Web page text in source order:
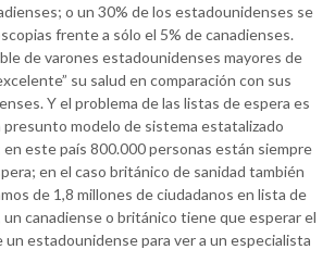
o un 30% de los estadounidenses se
frente a sólo el 5% de canadienses.
de varones estadounidenses mayores de
su salud en comparación con sus
Y el problema de las listas de espera es
presunto modelo de sistema estatalizado
en este país 800.000 personas están siempre
en el caso británico de sanidad también
de 1,8 millones de ciudadanos en lista de
un canadiense o británico tiene que esperar el
estadounidense para ver a un especialista